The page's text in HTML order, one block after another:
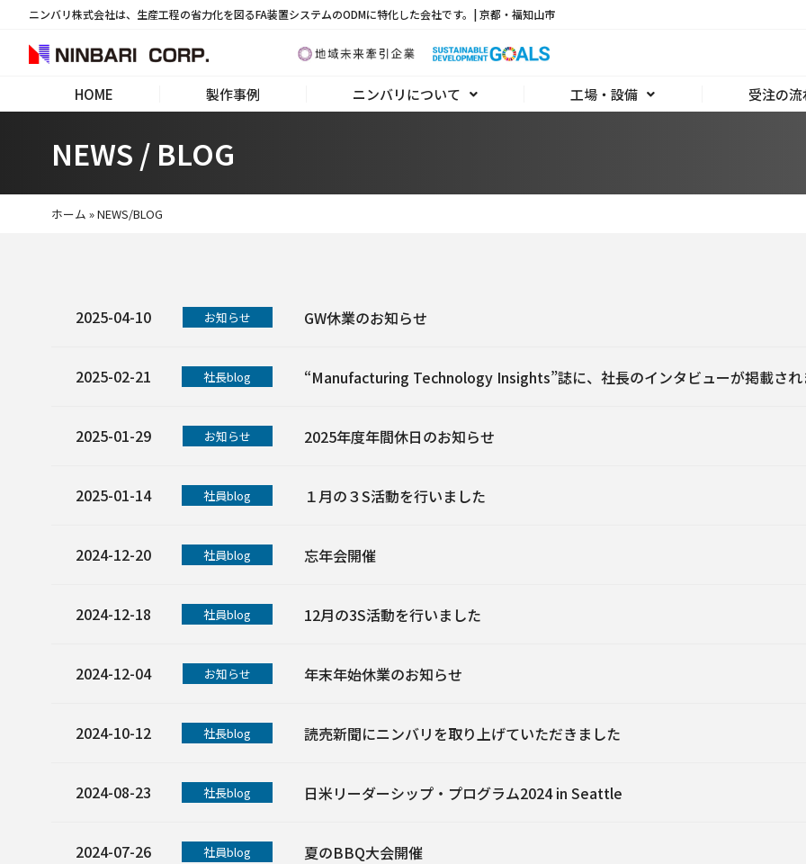
ニンバリ株式会社は、生産工程の省力化を図るFA装置システムのODMに特化した会社です。| 京都・福知山市
HOME 製作事例 ニンバリについて 工場・設備 受注の流
NEWS / BLOG
ホーム »NEWS/BLOG
2025-04-10 お知らせ GW休業のお知らせ
2025-02-21 社長blog “Manufacturing Technology Insights”誌に、社長のインタビューが掲載され
2025-01-29 お知らせ 2025年度年間休日のお知らせ
2025-01-14 社員blog １月の３S活動を行いました
2024-12-20 社員blog 忘年会開催
2024-12-18 社員blog 12月の3S活動を行いました
2024-12-04 お知らせ 年末年始休業のお知らせ
2024-10-12 社長blog 読売新聞にニンバリを取り上げていただきました
2024-08-23 社長blog 日米リーダーシップ・プログラム2024 in Seattle
2024-07-26 社員blog 夏のBBQ大会開催